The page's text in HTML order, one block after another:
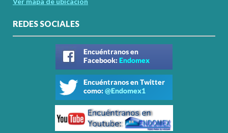
REDES SOCIALES